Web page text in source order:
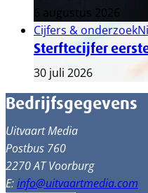
6 augustus 2026
Cijfers & onderzoek
Sterftecijfer
30 juli 2026
Bedrijfsgegevens
Uitvaart Media
Postbus 760
2270 AT Voorburg
E:info@uitvaartmedia.com